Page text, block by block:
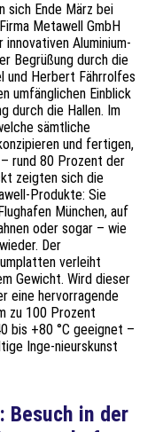
sich Ende März bei
Metawell GmbH
Aluminium-
Begrüßung durch die
und Herbert Fährrolfes
umfänglichen Einblick
durch die Hallen. Im
sämtliche
und fertigen,
rund 80 Prozent der
zeigten sich die
Produkte: Sie
München, auf
oder sogar – wie
Der
verleiht
Gewicht. Wird dieser
eine hervorragende
zu 100 Prozent
bis +80 °C geeignet –
Inge-nieurskunst
Besuch in der